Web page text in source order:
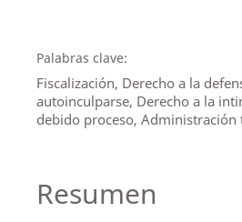
Palabras clave:
Fiscalización, Derecho a la
autoinculparse, Derecho a la
debido proceso,
Resumen